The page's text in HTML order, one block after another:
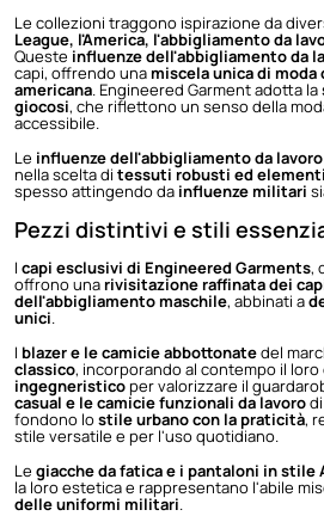
Le collezioni traggono ispirazione da
League, l'America, l'abbigliamento da
Queste influenze dell'abbigliamento da
capi, offrendo unamiscela unica di
americana. Engineered Garment adotta la
giocosi, che riflettono un senso della
accessibile.
Le influenze dell'abbigliamento da lavoro
nella scelta di tessuti robusti ed
spesso attingendo da influenze militari
Pezzi distintivi e stili
I capi esclusivi di Engineered Garments,
offrono unarivisitazione raffinata dei
dell'abbigliamento maschile, abbinati a
unici.
I blazer e le camicie abbottonatedel
classico, incorporando al contempo il loro
ingegneristicoper valorizzare il
casual e le camicie funzionali da lavoro
fondono lostile urbano con la praticità,
stile versatile e per l'uso quotidiano.
Le giacche da fatica e i pantaloni in stile
la loro estetica e rappresentano l'abile
delle uniformi militari.